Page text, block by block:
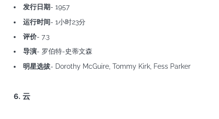
发行日期- 1957
运行时间- 1小时23分
评价- 7.3
导演- 罗伯特-史蒂文森
明星选拔- Dorothy McGuire, Tommy Kirk, Fess Parker
6. 云